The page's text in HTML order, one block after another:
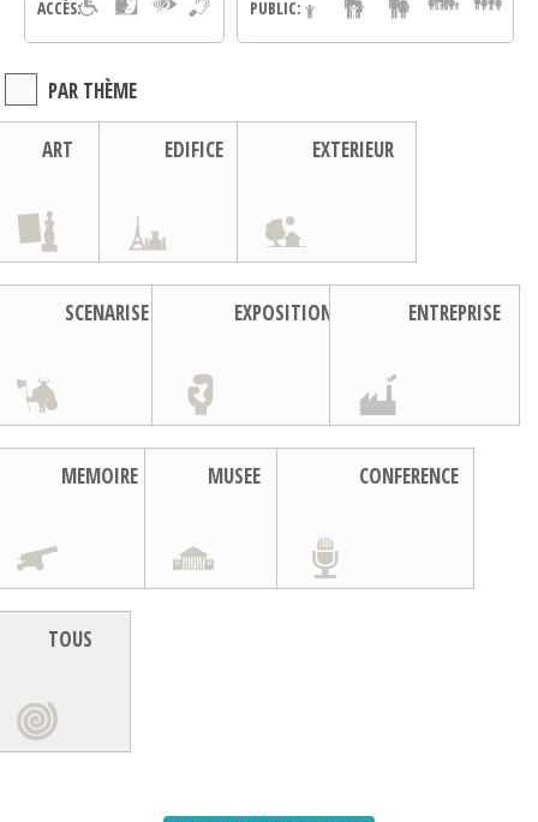
ACCÈS: PUBLIC:
PAR THÈME
ART EDIFICE EXTERIEUR
SCENARISE EXPOSITION ENTREPRISE
MEMOIRE MUSEE CONFERENCE
TOUS